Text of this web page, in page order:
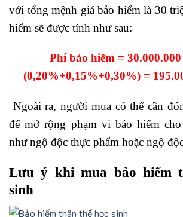
với tổng mệnh giá bảo hiểm là 30
hiểm sẽ được tính như sau:
Phí bảo hiểm =
(0,20%+0,15%+0,30%) =
Ngoài ra, người mua có thể cần
để mở rộng phạm vi bảo hiểm
như ngộ độc thực phẩm hoặc ngộ
Lưu ý khi mua bảo hiểm
sinh